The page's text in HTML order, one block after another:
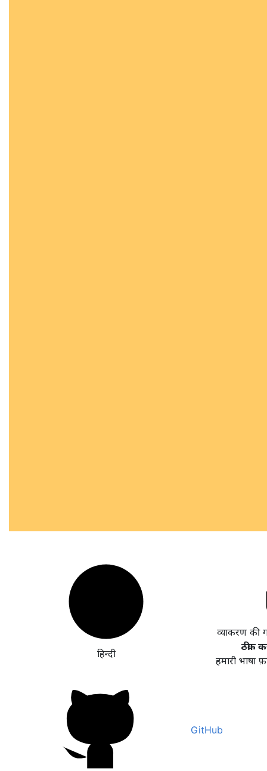
हिन्दी
व्याकरण की
ठीक
हमारी भाषा
GitHub